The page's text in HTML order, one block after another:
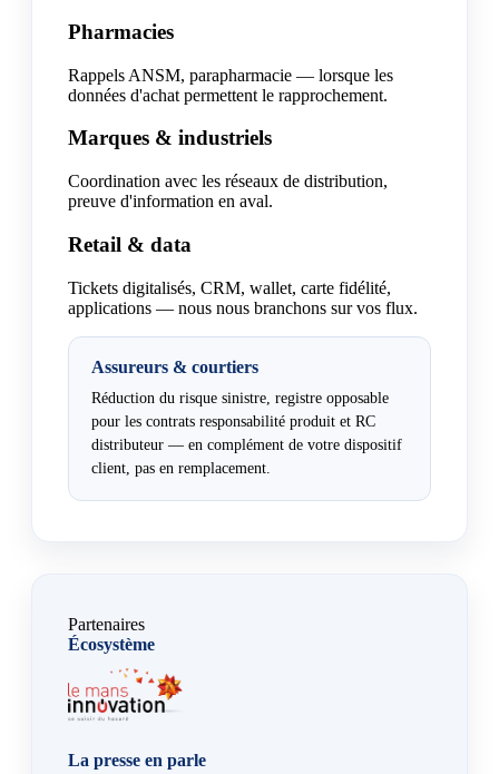
Pharmacies
Rappels ANSM, parapharmacie — lorsque les
données d'achat permettent le rapprochement.
Marques & industriels
Coordination avec les réseaux de distribution,
preuve d'information en aval.
Retail & data
Tickets digitalisés, CRM, wallet, carte fidélité,
applications — nous nous branchons sur vos flux.
Assureurs & courtiers
Réduction du risque sinistre, registre opposable
pour les contrats responsabilité produit et RC
distributeur — en complément de votre dispositif
client, pas en remplacement.
Partenaires
Écosystème
La presse en parle